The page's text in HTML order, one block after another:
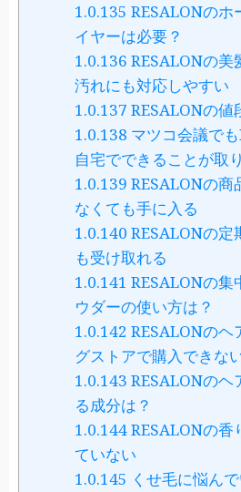
1.0.135 RESALONのホ
イヤーは必要？
1.0.136 RESALONの美
汚れにも対応しやすい
1.0.137 RESALONの値
1.0.138 マツコ会議で
自宅でできることが取
1.0.139 RESALONの商
なくても手に入る
1.0.140 RESALONの定
も受け取れる
1.0.141 RESALONの集
ウダーの使い方は？
1.0.142 RESALONのヘ
グストアで購入できな
1.0.143 RESALONのヘ
る成分は？
1.0.144RESALONの香
ていない
1.0.145 くせ毛に悩ん